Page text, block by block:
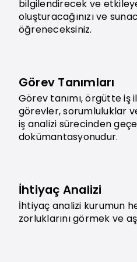
bilgilendirecek ve
oluşturacağınızı ve
öğreneceksiniz.
Görev Tanımları
Görev tanımı, örgütte iş
görevler, sorumluluklar
iş analizi sürecinden
dokümantasyonudur.
İhtiyaç Analizi
İhtiyaç analizi kurumun
zorluklarını görmek ve